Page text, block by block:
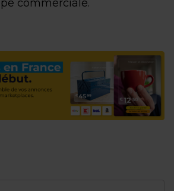
commerciale.